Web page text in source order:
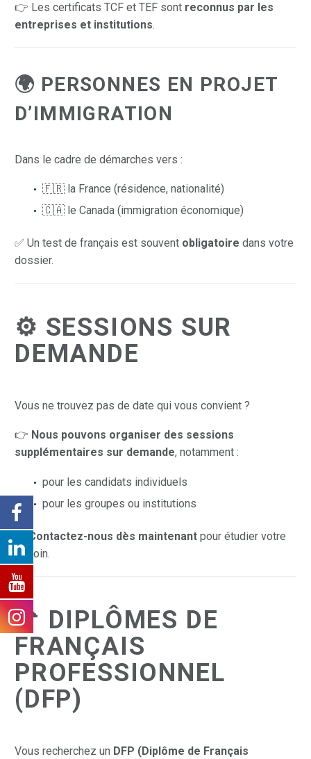
👉 Les certificats TCF et TEF sont reconnus par les
entreprises et institutions.
🌍 PERSONNES EN PROJET
D’IMMIGRATION
Dans le cadre de démarches vers :
🇫🇷 la France (résidence, nationalité)
🇨🇦 le Canada (immigration économique)
✅ Un test de français est souvent obligatoire dans votre
dossier.
⚙️ SESSIONS SUR
DEMANDE
Vous ne trouvez pas de date qui vous convient ?
👉 Nous pouvons organiser des sessions
supplémentaires sur demande, notamment :
pour les candidats individuels
pour les groupes ou institutions
Contactez-nous dès maintenant pour étudier votre
besoin.
📌 DIPLÔMES DE
FRANÇAIS
PROFESSIONNEL
(DFP)
Vous recherchez un DFP (Diplôme de Français